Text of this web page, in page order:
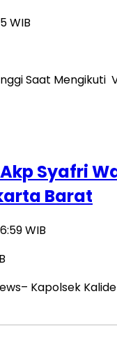
WIB
Saat Mengikuti
Syafri
Barat
WIB
Kapolsek